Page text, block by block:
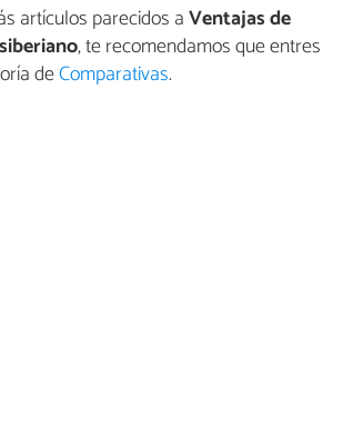
artículos parecidos aVentajas de
, te recomendamos que entres
deComparativas.